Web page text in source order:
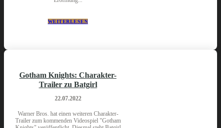
WEITERLESEN
Gotham Knights: Charakter-
Trailer zu Batgirl
22.07.2022
Warner Bros. hat einen weiteren Charakter-
Trailer zum kommenden Videospiel "Gotham